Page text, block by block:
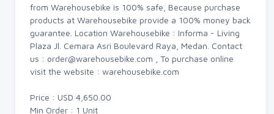
from Warehousebike is 100% safe, Because purchase
products at Warehousebike provide a 100% money back
guarantee. Location Warehousebike : Informa - Living
Plaza Jl. Cemara Asri Boulevard Raya, Medan. Contact
us : order@warehousebike.com , To purchase online
visit the website : warehousebike.com
Price : USD 4,650.00
Min Order : 1 Unit